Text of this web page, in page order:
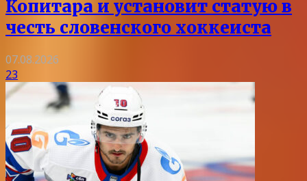
Копитара и установит статую в
честь словенского хоккеиста
07.08.2026
23